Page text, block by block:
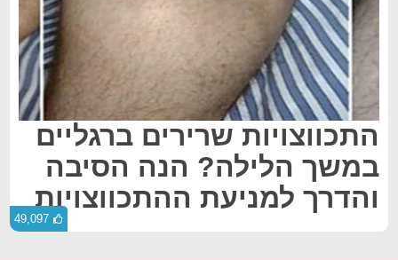
התכווצויות שרירים ברגליים
במשך הלילה? הנה הסיבה
והדרך למניעת ההתכווצויות
49,097